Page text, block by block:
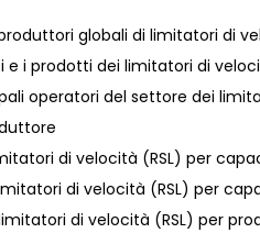
globali di limitatori di
i prodotti dei limitatori di
operatori del settore dei
di velocità (RSL) per
di velocità (RSL) per
di velocità (RSL) per